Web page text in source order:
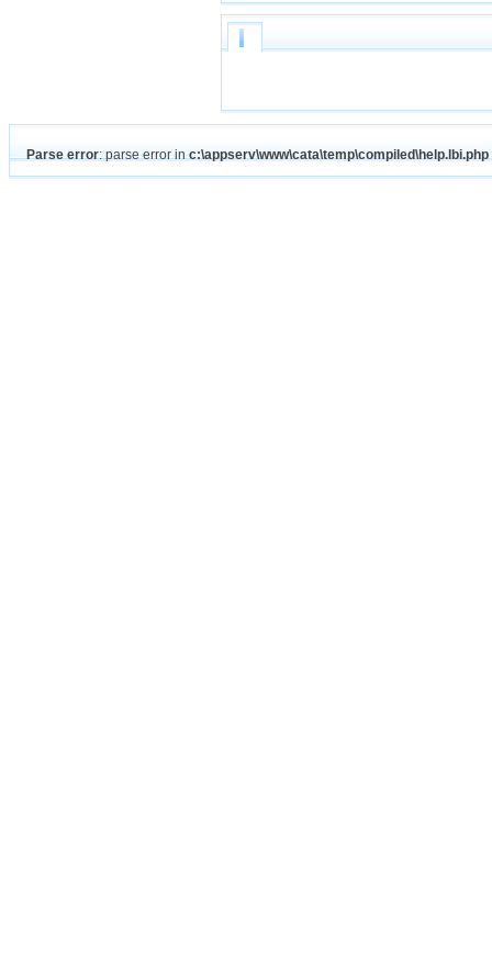
Parse error: parse error inc:\appserv\www\cata\temp\compiled\help.lbi.php